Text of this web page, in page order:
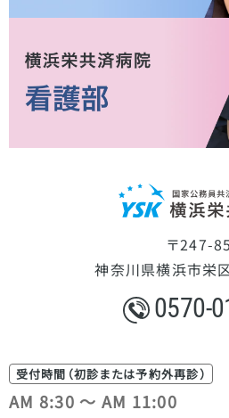
〒247-
神奈川県横浜市栄
0570-
受付時間（初診または予約外再診）
AM 8:30 ～ AM 11:00